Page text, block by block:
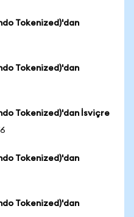
Tokenized)'dan
Tokenized)'dan
Tokenized)'dan İsviçre
Tokenized)'dan
Tokenized)'dan